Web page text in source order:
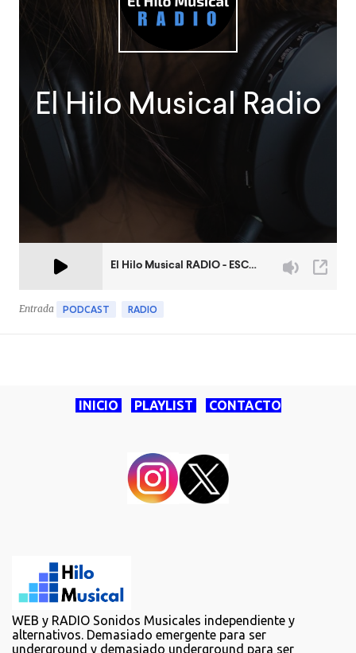
Entrada PODCAST RADIO
INICIO PLAYLIST CONTACTO
WEB y RADIO Sonidos Musicales independiente y
alternativos. Demasiado emergente para ser
underground y demasiado underground para ser